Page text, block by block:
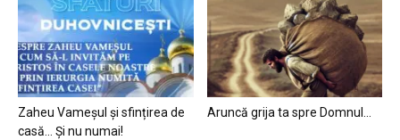
Zaheu Vameșul și sfințirea de
casă… Și nu numai!
Aruncă grija ta spre Domnul…